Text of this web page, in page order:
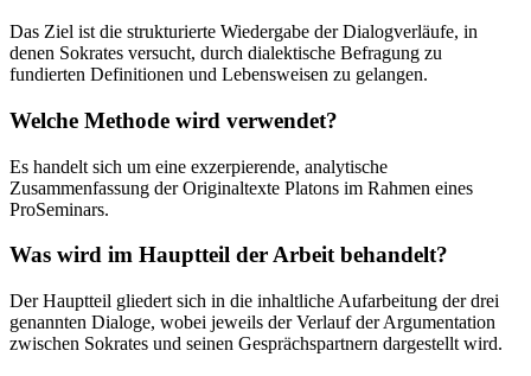
Das Ziel ist die strukturierte Wiedergabe der Dialogverläufe, in
denen Sokrates versucht, durch dialektische Befragung zu
fundierten Definitionen und Lebensweisen zu gelangen.
Welche Methode wird verwendet?
Es handelt sich um eine exzerpierende, analytische
Zusammenfassung der Originaltexte Platons im Rahmen eines
ProSeminars.
Was wird im Hauptteil der Arbeit behandelt?
Der Hauptteil gliedert sich in die inhaltliche Aufarbeitung der drei
genannten Dialoge, wobei jeweils der Verlauf der Argumentation
zwischen Sokrates und seinen Gesprächspartnern dargestellt wird.